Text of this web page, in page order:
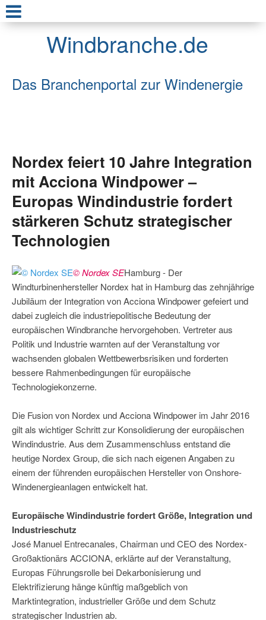
Windbranche.de
Das Branchenportal zur Windenergie
Nordex feiert 10 Jahre Integration
mit Acciona Windpower –
Europas Windindustrie fordert
stärkeren Schutz strategischer
Technologien
© Nordex SEHamburg - Der
Windturbinenhersteller Nordex hat in Hamburg das zehnjährige
Jubiläum der Integration von Acciona Windpower gefeiert und
dabei zugleich die industriepolitische Bedeutung der
europäischen Windbranche hervorgehoben. Vertreter aus
Politik und Industrie warnten auf der Veranstaltung vor
wachsenden globalen Wettbewerbsrisiken und forderten
bessere Rahmenbedingungen für europäische
Technologiekonzerne.
Die Fusion von Nordex und Acciona Windpower im Jahr 2016
gilt als wichtiger Schritt zur Konsolidierung der europäischen
Windindustrie. Aus dem Zusammenschluss entstand die
heutige Nordex Group, die sich nach eigenen Angaben zu
einem der führenden europäischen Hersteller von Onshore-
Windenergieanlagen entwickelt hat.
Europäische Windindustrie fordert Größe, Integration und
Industrieschutz
José Manuel Entrecanales, Chairman und CEO des Nordex-
Großaktionärs ACCIONA, erklärte auf der Veranstaltung,
Europas Führungsrolle bei Dekarbonisierung und
Elektrifizierung hänge künftig maßgeblich von
Marktintegration, industrieller Größe und dem Schutz
strategischer Industrien ab.